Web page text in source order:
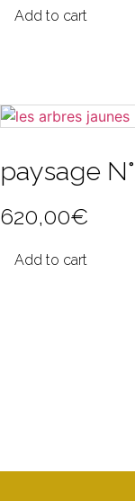
Add to cart
paysage
620,00€
Add to cart